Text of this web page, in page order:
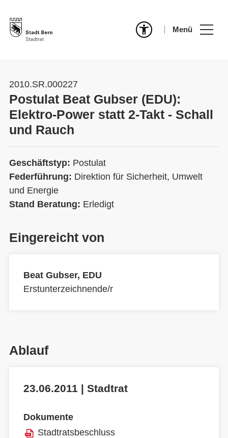
Menü
2010.SR.000227
Postulat Beat Gubser (EDU):
Elektro-Power statt 2-Takt - Schall
und Rauch
Geschäftstyp: Postulat
Federführung: Direktion für Sicherheit, Umwelt
und Energie
Stand Beratung: Erledigt
Eingereicht von
Beat Gubser, EDU
Erstunterzeichnende/r
Ablauf
23.06.2011 | Stadtrat
Dokumente
Stadtratsbeschluss